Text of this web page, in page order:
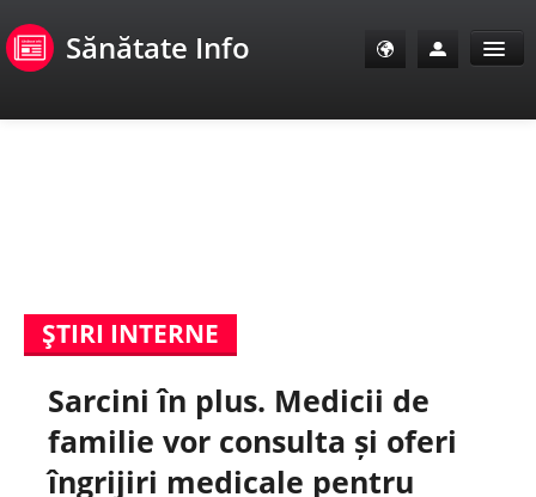
Sănătate Info
E-Sănătate Pacienți
E-Sănătate Medici
E-Sănătate Instituții
ŞTIRI INTERNE
Sarcini în plus. Medicii de
familie vor consulta și oferi
îngrijiri medicale pentru